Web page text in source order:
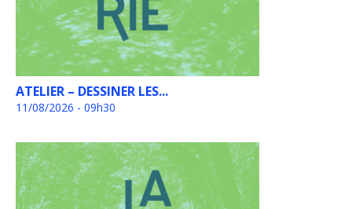
ATELIER – DESSINER LES...
11/08/2026 - 09h30